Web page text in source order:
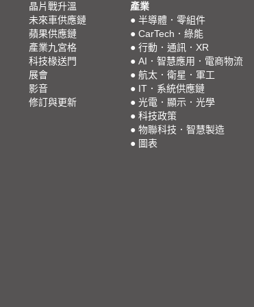
晶片戰升溫
未來車供應鏈
蘋果供應鏈
產業九宮格
科技椽送門
展會
影音
修訂與更新
產業
● 半導體．零組件
● CarTech．綠能
● 行動．通訊．XR
● AI．智慧應用．電商物流
● 航太．衛星．軍工
● IT．系統供應鏈
● 光電．顯示．光學
● 科技政策
● 物聯科技．智慧製造
● 圖表